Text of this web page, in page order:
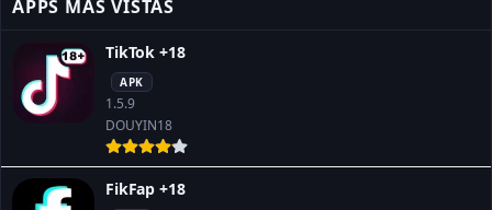
APPS MÁS VISTAS
TikTok +18
APK
1.5.9
DOUYIN18
FikFap +18